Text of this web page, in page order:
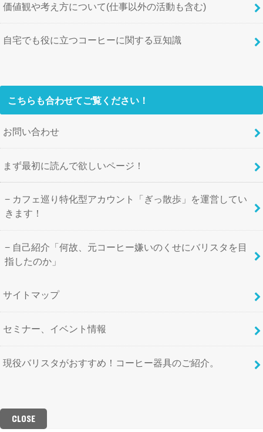
価値観や考え方について(仕事以外の活動も含む)
自宅でも役に立つコーヒーに関する豆知識
こちらも合わせてご覧ください！
お問い合わせ
まず最初に読んで欲しいページ！
カフェ巡り特化型アカウント「ぎっ散歩」を運営してい
きます！
自己紹介「何故、元コーヒー嫌いのくせにバリスタを目
指したのか」
サイトマップ
セミナー、イベント情報
現役バリスタがおすすめ！コーヒー器具のご紹介。
CLOSE